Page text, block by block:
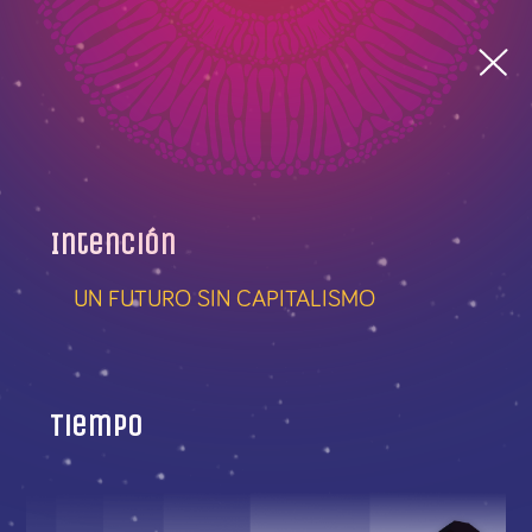
Intención
UN FUTURO SIN CAPITALISMO
Tiempo